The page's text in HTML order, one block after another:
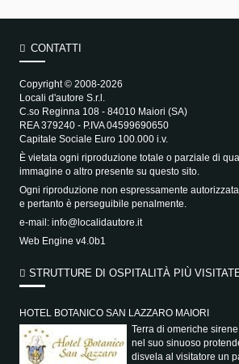
CONTATTI
Copyright © 2008-2026
Locali d'autore S.r.l.
C.so Reginna 108 - 84010 Maiori (SA)
REA 379240 - P.IVA 04599690650
Capitale Sociale Euro 100.000 i.v.
È vietata ogni riproduzione totale o parziale di
immagine o altro presente su questo sito.
Ogni riproduzione non espressamente
e pertanto è perseguibile penalmente.
e-mail: info@localidautore.it
Web Engine v4.0b1
STRUTTURE DI OSPITALITÀ PIÙ
HOTEL BOTANICO SAN LAZZARO MAIORI
Terra di omeriche
nel suo sinuoso
disvela al visitatore un